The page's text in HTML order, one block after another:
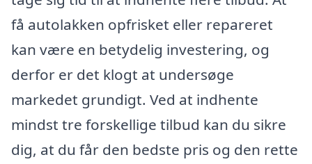
få autolakken opfrisket eller repareret
kan være en betydelig investering, og
derfor er det klogt at undersøge
markedet grundigt. Ved at indhente
mindst tre forskellige tilbud kan du sikre
dig, at du får den bedste pris og den rette